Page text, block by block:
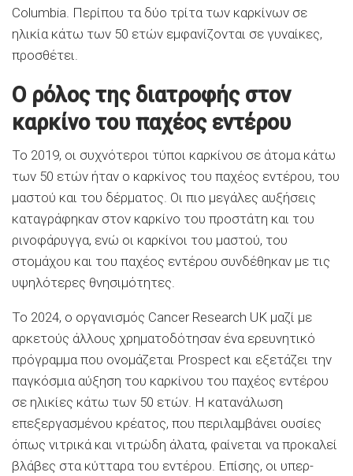
Columbia. Περίπου τα δύο τρίτα των καρκίνων σε
ηλικία κάτω των 50 ετών εμφανίζονται σε γυναίκες,
προσθέτει.
Ο ρόλος της διατροφής στον
καρκίνο του παχέος εντέρου
Το 2019, οι συχνότεροι τύποι καρκίνου σε άτομα κάτω
των 50 ετών ήταν ο καρκίνος του παχέος εντέρου, του
μαστού και του δέρματος. Οι πιο μεγάλες αυξήσεις
καταγράφηκαν στον καρκίνο του προστάτη και του
ρινοφάρυγγα, ενώ οι καρκίνοι του μαστού, του
στομάχου και του παχέος εντέρου συνδέθηκαν με τις
υψηλότερες θνησιμότητες.
Το 2024, ο οργανισμός Cancer Research UK μαζί με
αρκετούς άλλους χρηματοδότησαν ένα ερευνητικό
πρόγραμμα που ονομάζεται Prospect και εξετάζει την
παγκόσμια αύξηση του καρκίνου του παχέος εντέρου
σε ηλικίες κάτω των 50 ετών. Η κατανάλωση
επεξεργασμένου κρέατος, που περιλαμβάνει ουσίες
όπως νιτρικά και νιτρώδη άλατα, φαίνεται να προκαλεί
βλάβες στα κύτταρα του εντέρου. Επίσης, οι υπερ-